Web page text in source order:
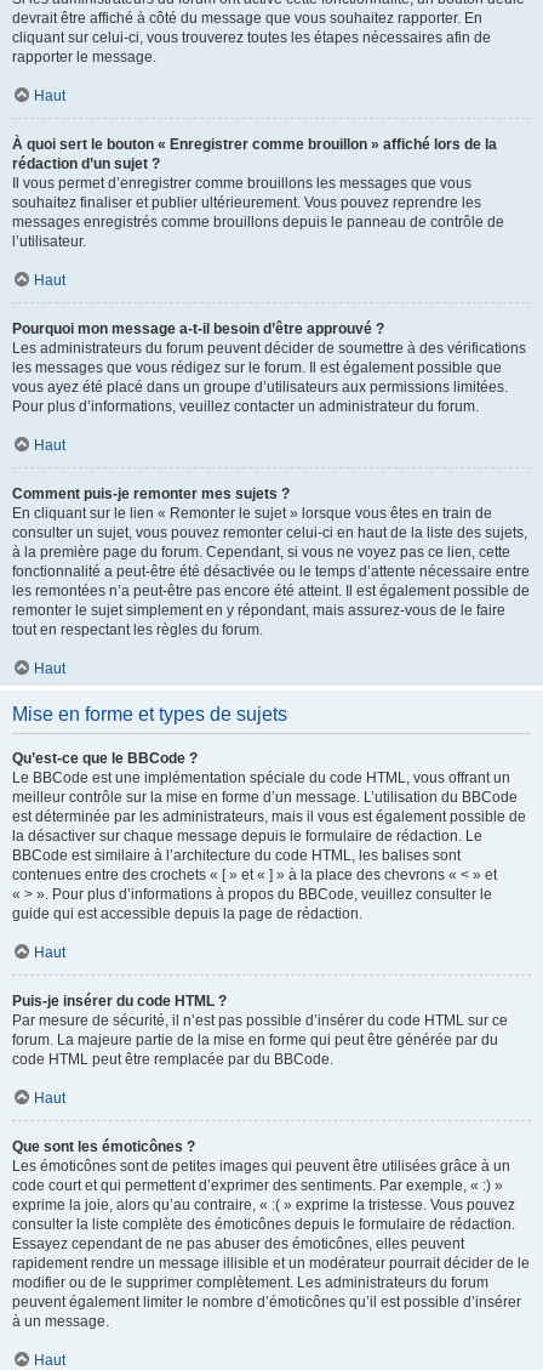
devrait être affiché à côté du message que vous souhaitez rapporter. En
cliquant sur celui-ci, vous trouverez toutes les étapes nécessaires afin de
rapporter le message.
Haut
À quoi sert le bouton « Enregistrer comme brouillon » affiché lors de la
rédaction d’un sujet ?
Il vous permet d’enregistrer comme brouillons les messages que vous
souhaitez finaliser et publier ultérieurement. Vous pouvez reprendre les
messages enregistrés comme brouillons depuis le panneau de contrôle de
l’utilisateur.
Haut
Pourquoi mon message a-t-il besoin d’être approuvé ?
Les administrateurs du forum peuvent décider de soumettre à des vérifications
les messages que vous rédigez sur le forum. Il est également possible que
vous ayez été placé dans un groupe d’utilisateurs aux permissions limitées.
Pour plus d’informations, veuillez contacter un administrateur du forum.
Haut
Comment puis-je remonter mes sujets ?
En cliquant sur le lien « Remonter le sujet » lorsque vous êtes en train de
consulter un sujet, vous pouvez remonter celui-ci en haut de la liste des sujets,
à la première page du forum. Cependant, si vous ne voyez pas ce lien, cette
fonctionnalité a peut-être été désactivée ou le temps d’attente nécessaire entre
les remontées n’a peut-être pas encore été atteint. Il est également possible de
remonter le sujet simplement en y répondant, mais assurez-vous de le faire
tout en respectant les règles du forum.
Haut
Mise en forme et types de sujets
Qu’est-ce que le BBCode ?
Le BBCode est une implémentation spéciale du code HTML, vous offrant un
meilleur contrôle sur la mise en forme d’un message. L’utilisation du BBCode
est déterminée par les administrateurs, mais il vous est également possible de
la désactiver sur chaque message depuis le formulaire de rédaction. Le
BBCode est similaire à l’architecture du code HTML, les balises sont
contenues entre des crochets « [ » et « ] » à la place des chevrons « < » et
« > ». Pour plus d’informations à propos du BBCode, veuillez consulter le
guide qui est accessible depuis la page de rédaction.
Haut
Puis-je insérer du code HTML ?
Par mesure de sécurité, il n’est pas possible d’insérer du code HTML sur ce
forum. La majeure partie de la mise en forme qui peut être générée par du
code HTML peut être remplacée par du BBCode.
Haut
Que sont les émoticônes ?
Les émoticônes sont de petites images qui peuvent être utilisées grâce à un
code court et qui permettent d’exprimer des sentiments. Par exemple, « :) »
exprime la joie, alors qu’au contraire, « :( » exprime la tristesse. Vous pouvez
consulter la liste complète des émoticônes depuis le formulaire de rédaction.
Essayez cependant de ne pas abuser des émoticônes, elles peuvent
rapidement rendre un message illisible et un modérateur pourrait décider de le
modifier ou de le supprimer complètement. Les administrateurs du forum
peuvent également limiter le nombre d’émoticônes qu’il est possible d’insérer
à un message.
Haut